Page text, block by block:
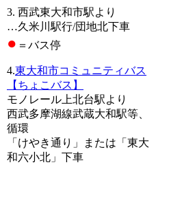
3. 西武東大和市駅より
…久米川駅行/団地北下車
● ＝バス停
4.東大和市コミュニティバス
【ちょこバス】
モノレール上北台駅より
西武多摩湖線武蔵大和駅等、
循環
「けやき通り」または「東大
和六小北」下車